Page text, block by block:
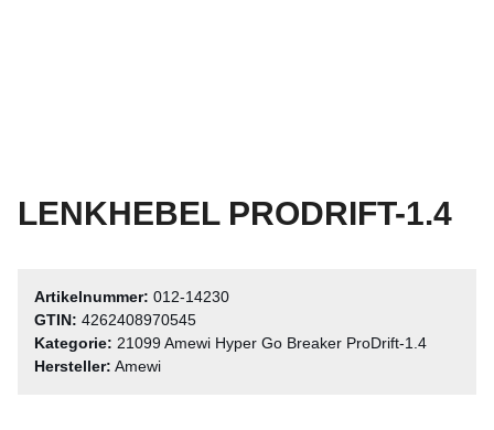
LENKHEBEL PRODRIFT-1.4
Artikelnummer: 012-14230
GTIN: 4262408970545
Kategorie: 21099 Amewi Hyper Go Breaker ProDrift-1.4
Hersteller: Amewi